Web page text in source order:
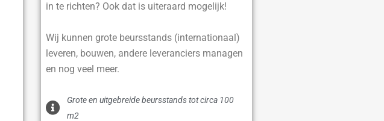
in te richten? Ook dat is uiteraard mogelijk!
Wij kunnen grote beursstands (internationaal)
leveren, bouwen, andere leveranciers managen
en nog veel meer.
Grote en uitgebreide beursstands tot circa 100
m2